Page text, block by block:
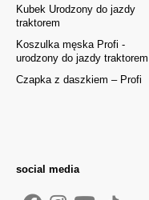
Kubek Urodzony do jazdy
traktorem
Koszulka męska Profi -
urodzony do jazdy traktorem
Czapka z daszkiem – Profi
social media